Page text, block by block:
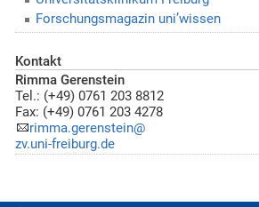
Forschungsmagazin uni’wissen
Kontakt
Rimma Gerenstein
Tel.: (+49) 0761 203 8812
Fax: (+49) 0761 203 4278
rimma.gerenstein@
zv.uni-freiburg.de